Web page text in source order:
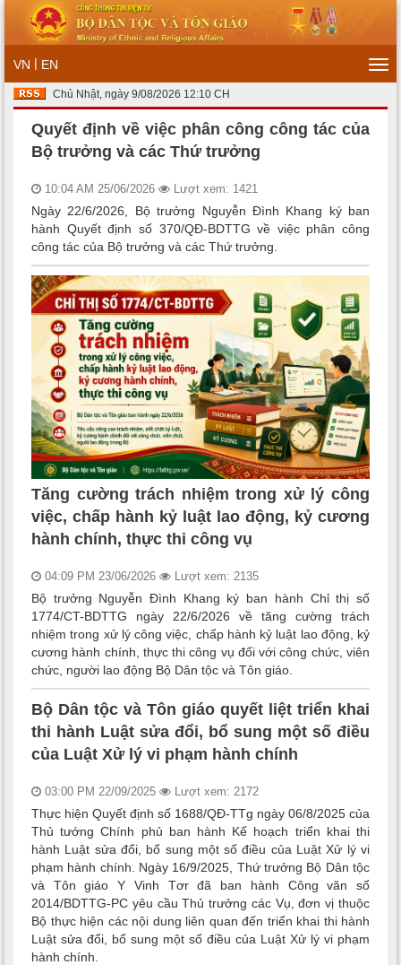
VN | EN
Chủ Nhật, ngày 9/08/2026 12:10 CH
Quyết định về việc phân công công tác của
Bộ trưởng và các Thứ trưởng
10:04 AM 25/06/2026 Lượt xem: 1421
Ngày 22/6/2026, Bộ trưởng Nguyễn Đình Khang ký ban
hành Quyết định số 370/QĐ-BDTTG về việc phân công
công tác của Bộ trưởng và các Thứ trưởng.
Tăng cường trách nhiệm trong xử lý công
việc, chấp hành kỷ luật lao động, kỷ cương
hành chính, thực thi công vụ
04:09 PM 23/06/2026 Lượt xem: 2135
Bộ trưởng Nguyễn Đình Khang ký ban hành Chỉ thị số
1774/CT-BDTTG ngày 22/6/2026 về tăng cường trách
nhiệm trong xử lý công việc, chấp hành kỷ luật lao động, kỷ
cương hành chính, thực thi công vụ đối với công chức, viên
chức, người lao động Bộ Dân tộc và Tôn giáo.
Bộ Dân tộc và Tôn giáo quyết liệt triển khai
thi hành Luật sửa đổi, bổ sung một số điều
của Luật Xử lý vi phạm hành chính
03:00 PM 22/09/2025 Lượt xem: 2172
Thực hiện Quyết định số 1688/QĐ-TTg ngày 06/8/2025 của
Thủ tướng Chính phủ ban hành Kế hoạch triển khai thi
hành Luật sửa đổi, bổ sung một số điều của Luật Xử lý vi
phạm hành chính. Ngày 16/9/2025, Thứ trưởng Bộ Dân tộc
và Tôn giáo Y Vinh Tơr đã ban hành Công văn số
2014/BDTTG-PC yêu cầu Thủ trưởng các Vụ, đơn vị thuộc
Bộ thực hiện các nội dung liên quan đến triển khai thi hành
Luật sửa đổi, bổ sung một số điều của Luật Xử lý vi phạm
hành chính.